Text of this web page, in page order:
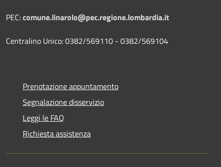
PEC:comune.linarolo@pec.regione.lombardia.it
Centralino Unico: 0382/569110 - 0382/569104
Prenotazione appuntamento
Segnalazione disservizio
Leggi le FAQ
Richiesta assistenza